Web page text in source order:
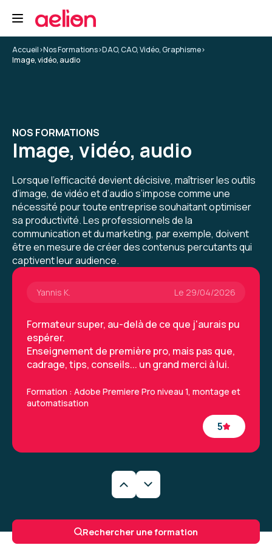
Accueil>Nos Formations>DAO, CAO, Vidéo, Graphisme>
Image, vidéo, audio
NOS FORMATIONS
Image, vidéo, audio
Lorsque l’efficacité devient décisive, maîtriser les outils
d’image, de vidéo et d’audio s’impose comme une
nécessité pour toute entreprise souhaitant optimiser
sa productivité. Les professionnels de la
communication et du marketing, par exemple, doivent
être en mesure de créer des contenus percutants qui
captivent leur audience.
automatisation
5
Formateur super, au-delà de ce que j'aurais pu
espérer.
Enseignement de première pro, mais pas que,
cadrage, tips, conseils... un grand merci à lui.
Formation : Adobe Premiere Pro niveau 1, montage et
automatisation
Yannis K. Le 29/04/2026
5
Formateur super, au-delà de ce que j'aurais pu
espérer.
Enseignement de première pro, mais pas que,
cadrage, tips, conseils... un grand merci à lui.
Formation : Adobe Premiere Pro niveau 1, montage et
automatisation
Formateur super, au-delà de ce que j'aurais pu
Rechercher une formation